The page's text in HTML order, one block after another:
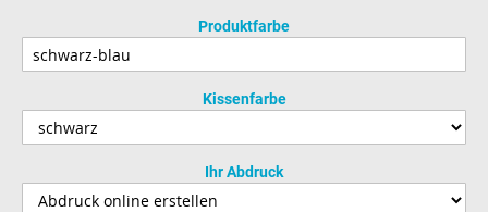
Produktfarbe
Kissenfarbe
Ihr Abdruck